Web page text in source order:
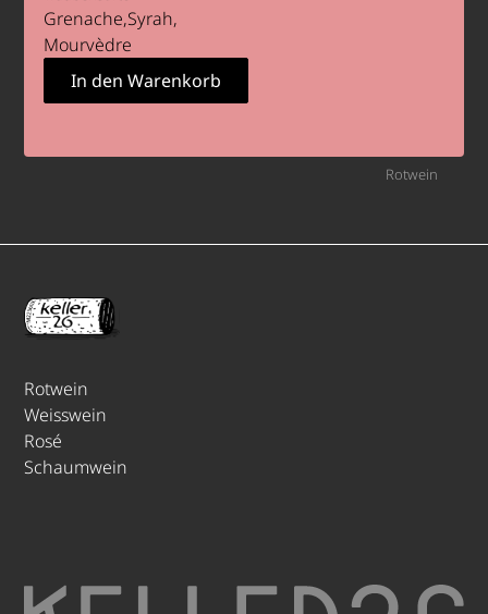
Grenache Syrah
Mourvèdre
Rotwein
Rotwein
Weisswein
Rosé
Schaumwein